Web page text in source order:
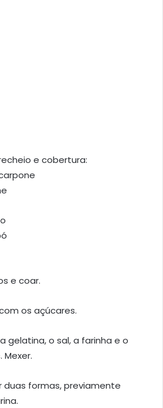
e cobertura:
e coar.
os açúcares.
gelatina, o sal, a farinha e o
duas formas, previamente